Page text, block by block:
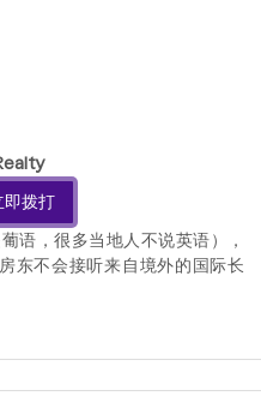
即拨打
语，很多当地人不说英语），
东不会接听来自境外的国际长